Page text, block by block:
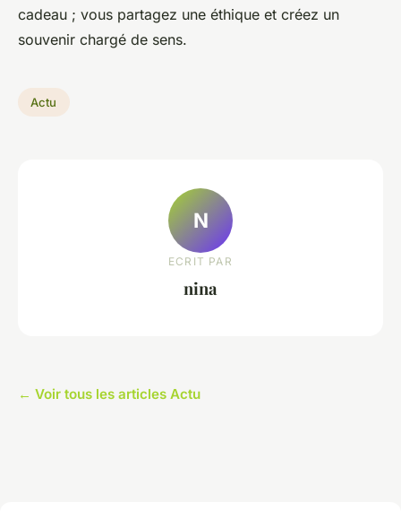
cadeau ; vous partagez une éthique et créez un
souvenir chargé de sens.
Actu
N
ECRIT PAR
nina
← Voir tous les articles Actu